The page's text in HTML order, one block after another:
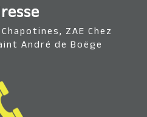
André de Boëge